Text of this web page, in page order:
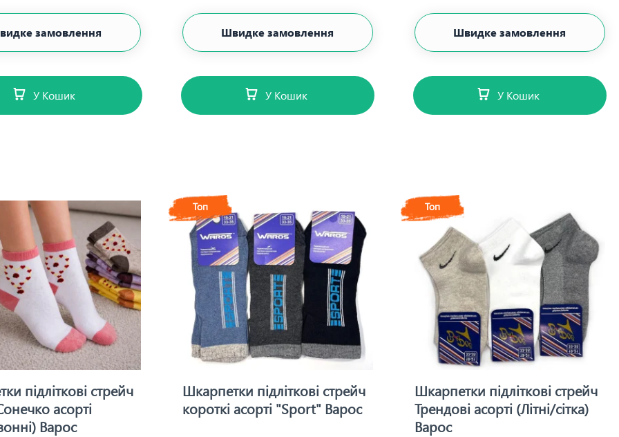
замовлення
У Кошик
Швидке замовлення
У Кошик
Швидке замовлення
У Кошик
підліткові стрейч
асорті
Варос
Топ
Шкарпетки підліткові стрейч
короткі асорті "Sport" Варос
Топ
Шкарпетки підліткові стрейч
Трендові асорті (Літні/сітка)
Варос